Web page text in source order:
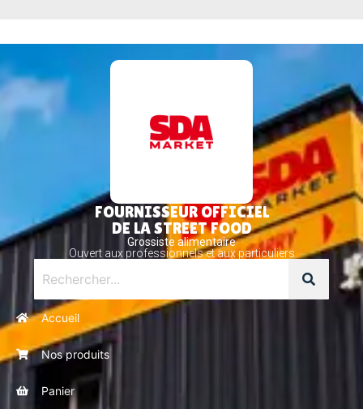
FOURNISSEUR OFFICIEL
DE LA STREET FOOD
Grossiste alimentaire
Ouvert aux professionnels et aux particuliers
Accueil
Nos produits
Panier